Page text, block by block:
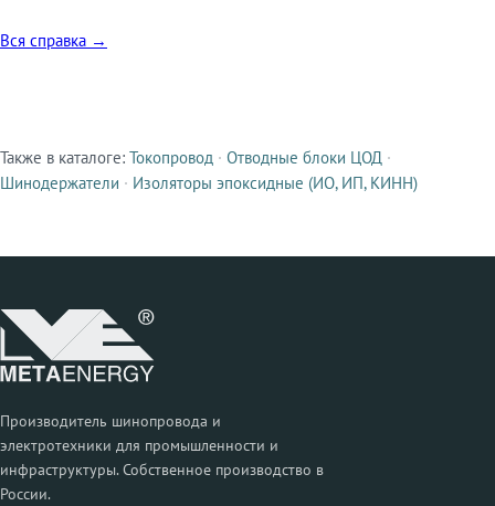
Вся справка →
Смежные продукты
Также в каталоге: Токопровод · Отводные блоки ЦОД ·
Шинодержатели · Изоляторы эпоксидные (ИО, ИП, КИНН)
Производитель шинопровода и
электротехники для промышленности и
инфраструктуры. Собственное производство в
России.